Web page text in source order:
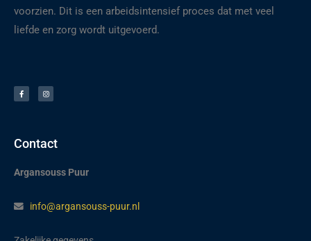
voorzien. Dit is een arbeidsintensief proces dat met veel
liefde en zorg wordt uitgevoerd.
c
e
b
s
t
a
Contact
Argansouss Puur
info@argansouss-puur.nl